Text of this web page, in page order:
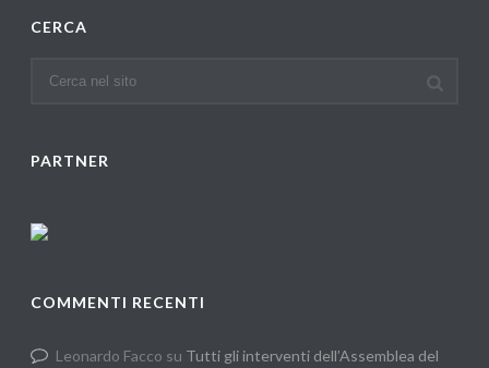
CERCA
PARTNER
COMMENTI RECENTI
Leonardo Facco su Tutti gli interventi dell’Assemblea del